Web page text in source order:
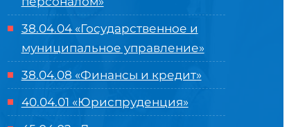
38.04.04 «Государственное и
муниципальное управление»
38.04.08 «Финансы и кредит»
40.04.01 «Юриспруденция»